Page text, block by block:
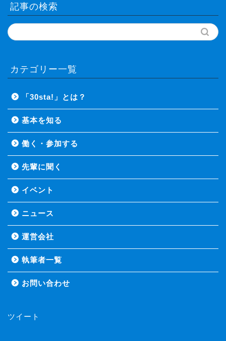
記事の検索
カテゴリー一覧
「30sta!」とは？
基本を知る
働く・参加する
先輩に聞く
イベント
ニュース
運営会社
執筆者一覧
お問い合わせ
ツイート